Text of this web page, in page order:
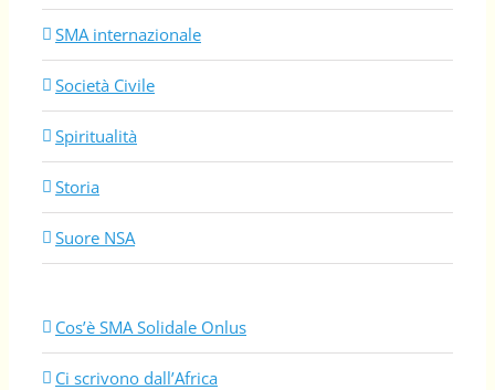
SMA internazionale
Società Civile
Spiritualità
Storia
Suore NSA
Cos’è SMA Solidale Onlus
Ci scrivono dall’Africa